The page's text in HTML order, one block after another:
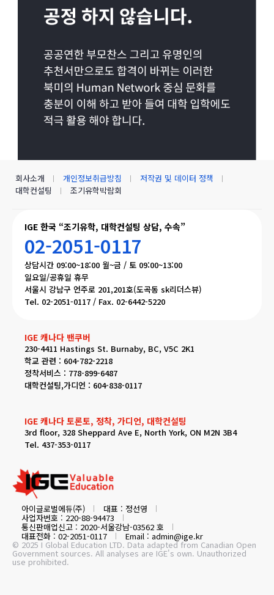
IGE 한국 “조기유학, 대학컨설팅 상담, 수속”
02-2051-0117
상담시간 09:00~18:00 월~금 / 토 09:00~13:00
일요일/공휴일 휴무
서울시 강남구 언주로 201,201호(도곡동 sk리더스뷰)
Tel. 02-2051-0117 / Fax. 02-6442-5220
IGE 캐나다 밴쿠버
230-4411 Hastings St. Burnaby, BC, V5C 2K1
학교 관련 : 604-782-2218
정착서비스 : 778-899-6487
대학컨설팅,가디언 : 604-838-0117
IGE 캐나다 토론토, 정착, 가디언, 대학컨설팅
3rd floor, 328 Sheppard Ave E, North York, ON M2N 3B4
Tel. 437-353-0117
아이글로벌에듀(주) 대표 : 정선영
사업자번호 : 220-88-94473
통신판매업신고 : 2020-서울강남-03562 호
대표전화 : 02-2051-0117 Email : admin@ige.kr
회사소개 개인정보취급방침
저작권 및 데이터 정책
대학컨설팅
조기유학박람회
© 2025 I Global Education LTD. Data adapted from Canadian Open
Government sources. All analyses are IGE's own. Unauthorized
use prohibited.